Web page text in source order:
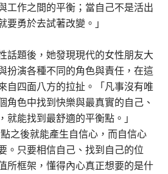
工作之間的平衡；當自己不是活出
要勇於去試著改變。」
話題後，她發現現代的女性朋友大
扮演各種不同的角色與責任，在這
自四面八方的拉扯。「凡事沒有唯
角色中找到快樂與最真實的自己、
就能找到最舒適的平衡點。」
之後就能產生自信心，而自信心
。只要相信自己、找到自己的位
所框架，懂得內心真正想要的是什